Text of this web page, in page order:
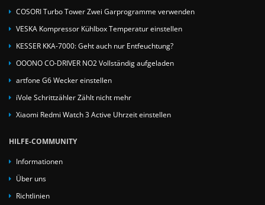
COSORI Turbo Tower Zwei Garprogramme verwenden
VESKA Kompressor Kühlbox Temperatur einstellen
KESSER KKA-7000: Geht auch nur Entfeuchtung?
OOONO CO-DRIVER NO2 Vollständig aufgeladen
artfone G6 Wecker einstellen
iVole Schrittzähler Zählt nicht mehr
Xiaomi Redmi Watch 3 Active Uhrzeit einstellen
HILFE-COMMUNITY
Informationen
Über uns
Richtlinien